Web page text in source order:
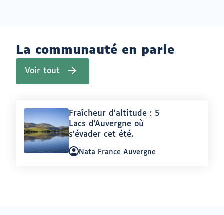
La communauté en parle
Voir tout
Article
:
Fraîcheur d’altitude : 5
Lacs d’Auvergne où
s’évader cet été.
Auteur
Nata France Auvergne